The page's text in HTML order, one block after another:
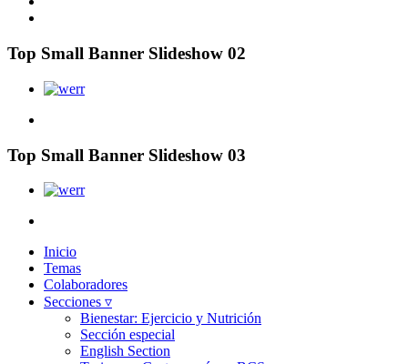
Top Small Banner Slideshow 02
Top Small Banner Slideshow 03
Inicio
Temas
Colaboradores
Secciones ▿
Bienestar: Ejercicio y Nutrición
Sección especial
English Section